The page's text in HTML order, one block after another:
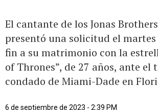
El cantante de los Jonas
presentó una solicitud el
fin a su matrimonio con la
of Thrones”, de 27 años, ante
condado de Miami-Dade en
6 de septiembre de 2023 - 2:39 PM